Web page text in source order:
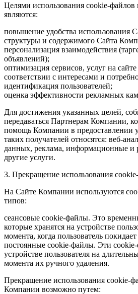
Целями использования cookie-
являются:
повышение удобства использования
структуры и содержимого Сайта
персонализация взаимодействия
объявлений);
оптимизация сервисов, услуг на
соответствии с интересами и
идентификация пользователей;
оценка эффективности рекламных
Для достижения указанных целей,
передаваться Партнерам Компании,
помощь Компании в предоставлении
таких получателей относятся: веб-
данных, реклама, информационные и
другие услуги.
3. Прекращение использования
На Сайте Компании используются
типов:
сеансовые cookie-файлы. Это
которые хранятся на устройстве
момента, когда пользователь
постоянные cookie-файлы. Эти
устройстве пользователя на
момента их ручного удаления.
Прекращение использования cookie-
Компании возможно путем: